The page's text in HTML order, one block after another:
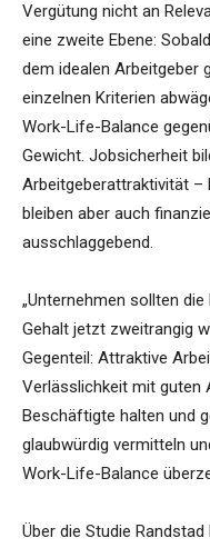
Vergütung nicht an
eine zweite Ebene:
dem idealen Arbeitgeber
einzelnen Kriterien
Work-Life-Balance
Gewicht. Jobsicherheit
Arbeitgeberattraktivität –
bleiben aber auch
ausschlaggebend.
„Unternehmen sollten
Gehalt jetzt zweitrangig
Gegenteil: Attraktive
Verlässlichkeit mit guten
Beschäftigte halten und
glaubwürdig vermitteln
Work-Life-Balance
Über die Studie